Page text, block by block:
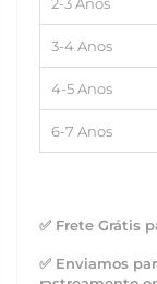
3-4 Anos
4-5 Anos
6-7 Anos
✅ Frete Grátis
✅ Enviamos